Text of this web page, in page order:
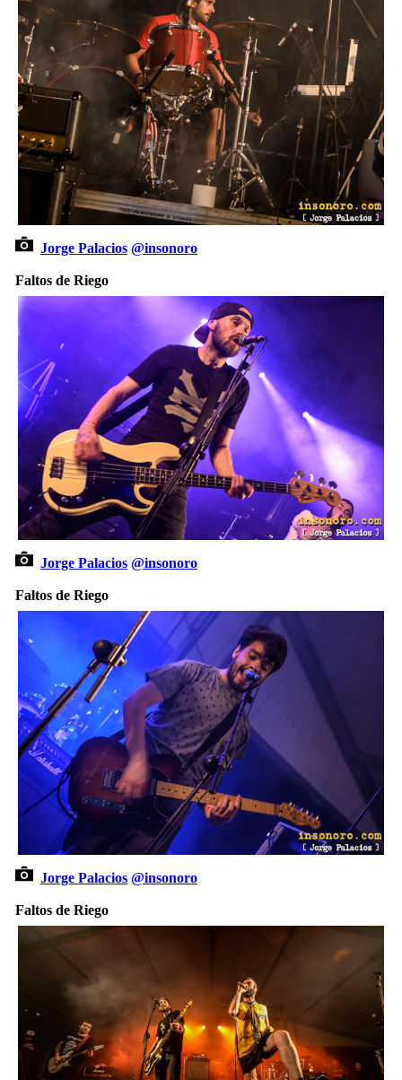
Jorge Palacios @insonoro
Faltos de Riego
Jorge Palacios @insonoro
Faltos de Riego
Jorge Palacios @insonoro
Faltos de Riego